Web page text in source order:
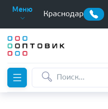
Меню
Краснодар